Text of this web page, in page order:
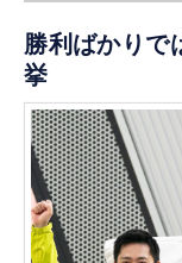
勝利ばかりで
挙